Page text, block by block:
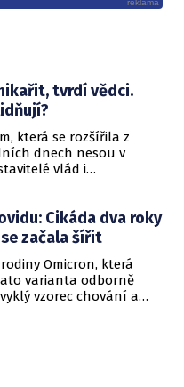
tvrdí vědci.
která se rozšířila z
dnech nesou v
vlád i
rétorika, kterou
mít opačný účinek a
má stále v živé paměti
Cikáda dva roky
začala šířit
Omicron, která
varianta odborně
vzorec chování a